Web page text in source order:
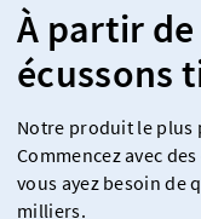
À partir
écussons
Notre produit le plus
Commencez avec
vous ayez besoin de
milliers.